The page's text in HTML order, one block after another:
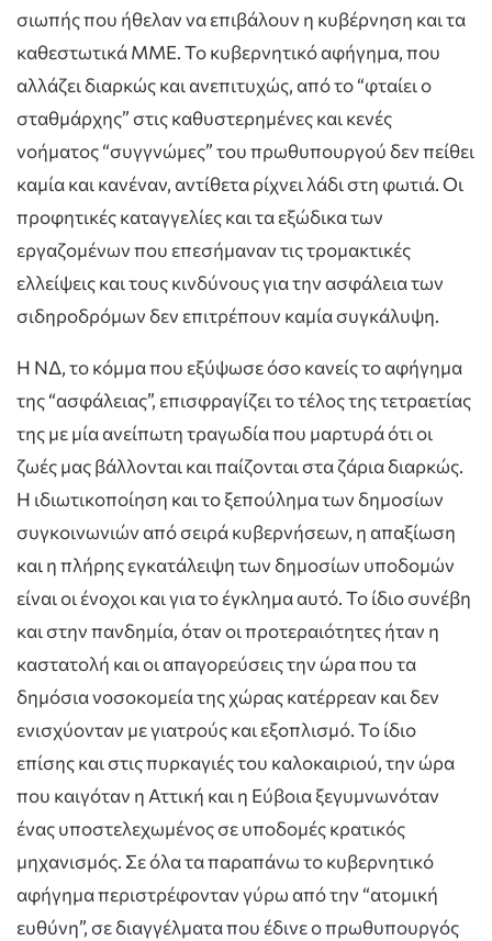
σιωπής που ήθελαν να επιβάλουν η κυβέρνηση και τα
καθεστωτικά ΜΜΕ. Το κυβερνητικό αφήγημα, που
αλλάζει διαρκώς και ανεπιτυχώς, από το “φταίει ο
σταθμάρχης” στις καθυστερημένες και κενές
νοήματος “συγγνώμες” του πρωθυπουργού δεν πείθει
καμία και κανέναν, αντίθετα ρίχνει λάδι στη φωτιά. Οι
προφητικές καταγγελίες και τα εξώδικα των
εργαζομένων που επεσήμαναν τις τρομακτικές
ελλείψεις και τους κινδύνους για την ασφάλεια των
σιδηροδρόμων δεν επιτρέπουν καμία συγκάλυψη.
Η ΝΔ, το κόμμα που εξύψωσε όσο κανείς το αφήγημα
της “ασφάλειας”, επισφραγίζει το τέλος της τετραετίας
της με μία ανείπωτη τραγωδία που μαρτυρά ότι οι
ζωές μας βάλλονται και παίζονται στα ζάρια διαρκώς.
Η ιδιωτικοποίηση και το ξεπούλημα των δημοσίων
συγκοινωνιών από σειρά κυβερνήσεων, η απαξίωση
και η πλήρης εγκατάλειψη των δημοσίων υποδομών
είναι οι ένοχοι και για το έγκλημα αυτό. Το ίδιο συνέβη
και στην πανδημία, όταν οι προτεραιότητες ήταν η
καστατολή και οι απαγορεύσεις την ώρα που τα
δημόσια νοσοκομεία της χώρας κατέρρεαν και δεν
ενισχύονταν με γιατρούς και εξοπλισμό. Το ίδιο
επίσης και στις πυρκαγιές του καλοκαιριού, την ώρα
που καιγόταν η Αττική και η Εύβοια ξεγυμνωνόταν
ένας υποστελεχωμένος σε υποδομές κρατικός
μηχανισμός. Σε όλα τα παραπάνω το κυβερνητικό
αφήγημα περιστρέφονταν γύρω από την “ατομική
ευθύνη”, σε διαγγέλματα που έδινε ο πρωθυπουργός